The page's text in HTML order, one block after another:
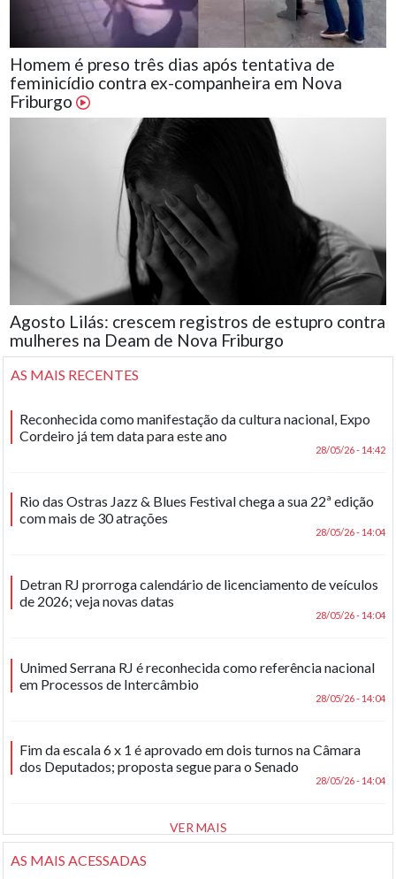
Homem é preso três dias após tentativa de
feminicídio contra ex-companheira em Nova
Friburgo
Agosto Lilás: crescem registros de estupro contra
mulheres na Deam de Nova Friburgo
AS MAIS RECENTES
Reconhecida como manifestação da cultura nacional, Expo
Cordeiro já tem data para este ano
28/05/26 - 14:42
Rio das Ostras Jazz & Blues Festival chega a sua 22ª edição
com mais de 30 atrações
28/05/26 - 14:04
Detran RJ prorroga calendário de licenciamento de veículos
de 2026; veja novas datas
28/05/26 - 14:04
Unimed Serrana RJ é reconhecida como referência nacional
em Processos de Intercâmbio
28/05/26 - 14:04
Fim da escala 6 x 1 é aprovado em dois turnos na Câmara
dos Deputados; proposta segue para o Senado
28/05/26 - 14:04
VER MAIS
AS MAIS ACESSADAS